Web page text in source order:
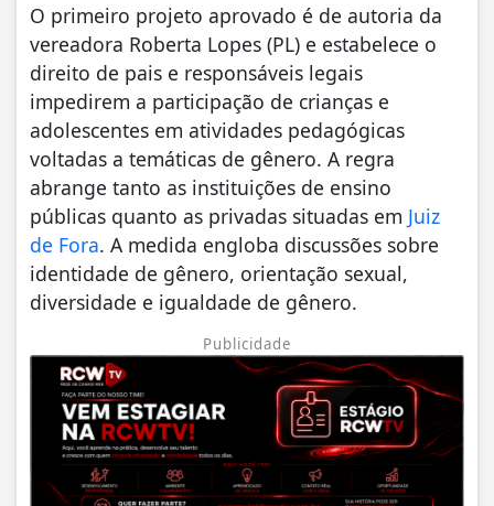
O primeiro projeto aprovado é de autoria da
vereadora Roberta Lopes (PL) e estabelece o
direito de pais e responsáveis legais
impedirem a participação de crianças e
adolescentes em atividades pedagógicas
voltadas a temáticas de gênero. A regra
abrange tanto as instituições de ensino
públicas quanto as privadas situadas em Juiz
de Fora. A medida engloba discussões sobre
identidade de gênero, orientação sexual,
diversidade e igualdade de gênero.
Publicidade